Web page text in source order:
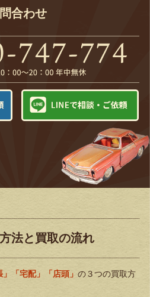
合わせ
法と買取の流れ
」「宅配」「店頭」 の３つの買取方